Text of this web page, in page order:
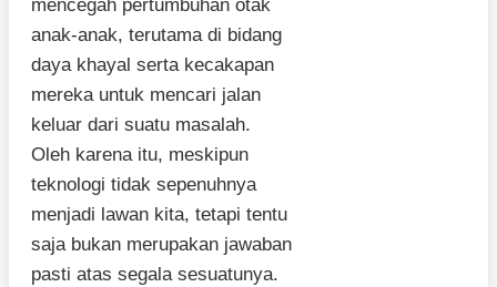
mencegah pertumbuhan otak
anak-anak, terutama di bidang
daya khayal serta kecakapan
mereka untuk mencari jalan
keluar dari suatu masalah.
Oleh karena itu, meskipun
teknologi tidak sepenuhnya
menjadi lawan kita, tetapi tentu
saja bukan merupakan jawaban
pasti atas segala sesuatunya.